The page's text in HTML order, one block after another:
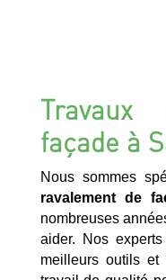
façade à
Nous sommes
ravalement de
nombreuses
aider. Nos
meilleurs outils